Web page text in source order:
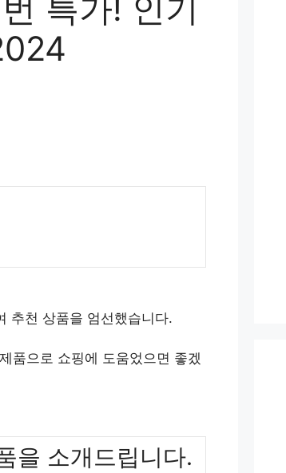
특가! 인기
추천 상품을 엄선했습니다.
품으로 쇼핑에 도움었으면 좋겠
을 소개드립니다.